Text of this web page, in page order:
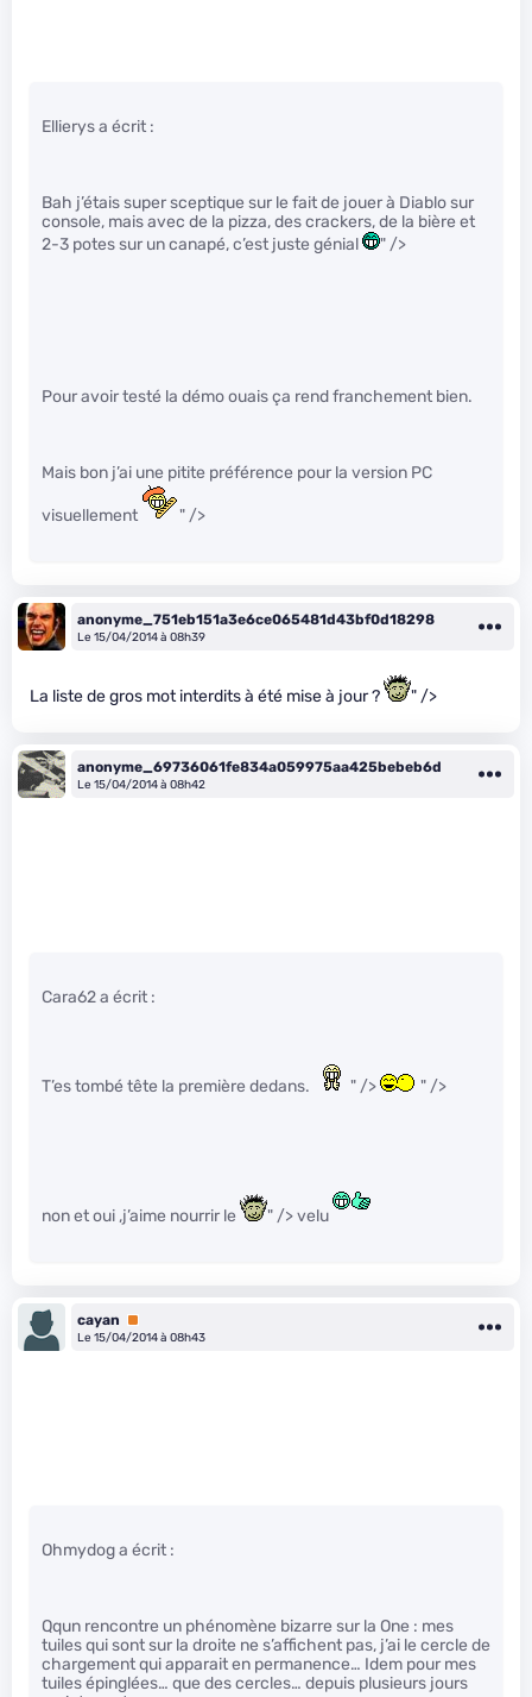
Ellierys a écrit :
Bah j’étais super sceptique sur le fait de jouer à Diablo sur
console, mais avec de la pizza, des crackers, de la bière et
2-3 potes sur un canapé, c’est juste génial
" />
Pour avoir testé la démo ouais ça rend franchement bien.
Mais bon j’ai une pitite préférence pour la version PC
visuellement " />
anonyme_751eb151a3e6ce065481d43bf0d18298
Le 15/04/2014 à 08h39
La liste de gros mot interdits à été mise à jour ? " />
anonyme_69736061fe834a059975aa425bebeb6d
Le 15/04/2014 à 08h42
Cara62 a écrit :
T’es tombé tête la première dedans. " /> " />
non et oui ,j’aime nourrir le " /> velu
cayan
Premium
Le 15/04/2014 à 08h43
Ohmydog a écrit :
Qqun rencontre un phénomène bizarre sur la One : mes
tuiles qui sont sur la droite ne s’affichent pas, j’ai le cercle de
chargement qui apparait en permanence… Idem pour mes
tuiles épinglées… que des cercles… depuis plusieurs jours